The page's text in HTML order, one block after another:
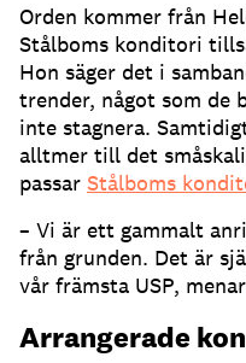
Orden kommer från
Stålboms konditori
Hon säger det i
trender, något som de
inte stagnera.
alltmer till det
passar Stålboms
– Vi är ett gammalt
från grunden. Det är
vår främsta USP,
Arrangerade